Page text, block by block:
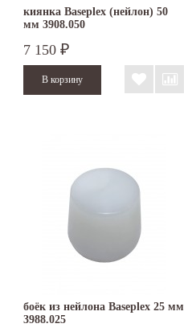
киянка Baseplex (нейлон) 50
мм 3908.050
7 150 ₽
боёк из нейлона Baseplex 25 мм
3988.025